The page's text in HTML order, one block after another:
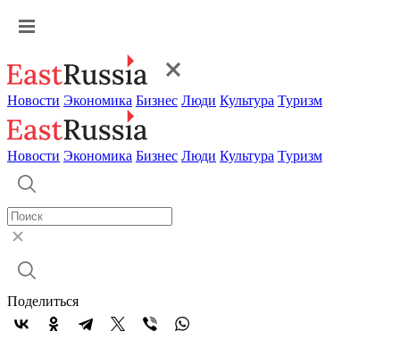
Новости Экономика Бизнес Люди Культура Туризм
Новости Экономика Бизнес Люди Культура Туризм
Поделиться